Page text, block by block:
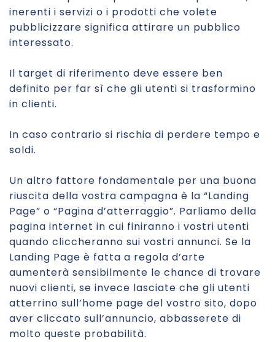
inerenti i servizi o i prodotti che volete
pubblicizzare significa attirare un pubblico
interessato.
Il target di riferimento deve essere ben
definito per far sì che gli utenti si trasformino
in clienti.
In caso contrario si rischia di perdere tempo e
soldi.
Un altro fattore fondamentale per una buona
riuscita della vostra campagna è la “Landing
Page” o “Pagina d’atterraggio”. Parliamo della
pagina internet in cui finiranno i vostri utenti
quando cliccheranno sui vostri annunci. Se la
Landing Page è fatta a regola d’arte
aumenterà sensibilmente le chance di trovare
nuovi clienti, se invece lasciate che gli utenti
atterrino sull’home page del vostro sito, dopo
aver cliccato sull’annuncio, abbasserete di
molto queste probabilità.